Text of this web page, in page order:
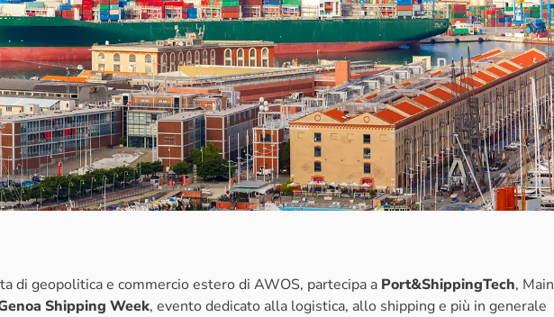
di geopolitica e commercio estero di AWOS, partecipa a Port&ShippingTech, Main
Shipping Week, evento dedicato alla logistica, allo shipping e più in generale